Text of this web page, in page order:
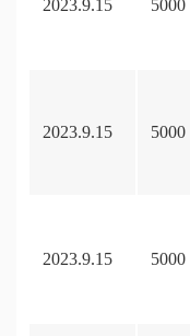
2023.9.15 5000
2023.9.15 5000
2023.9.15 5000